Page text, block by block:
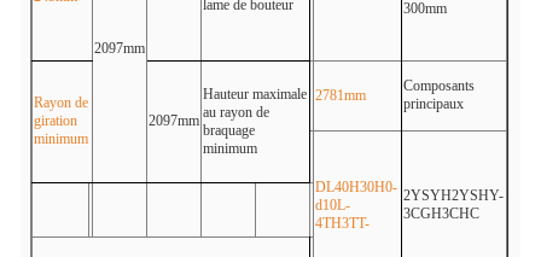
2097mm
lame de bouteur
300mm
Rayon de
giration
minimum
2097mm
Hauteur maximale
au rayon de
braquage
minimum
2781mm
Composants
principaux
DL40H30H0-
d10L-
4TH3TT-
2YSYH2YSHY-
3CGH3CHC